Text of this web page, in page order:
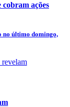
ações
no último domingo,